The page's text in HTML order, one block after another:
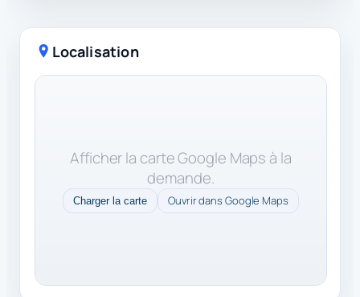
Localisation
Afficher la carte Google Maps à la
demande.
Charger la carte Ouvrir dans Google Maps